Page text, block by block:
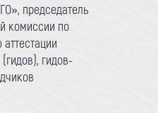
председатель
комиссии по
гидов-